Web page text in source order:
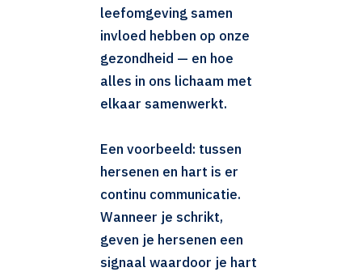
leefomgeving samen
invloed hebben op onze
gezondheid — en hoe
alles in ons lichaam met
elkaar samenwerkt.
Een voorbeeld: tussen
hersenen en hart is er
continu communicatie.
Wanneer je schrikt,
geven je hersenen een
signaal waardoor je hart